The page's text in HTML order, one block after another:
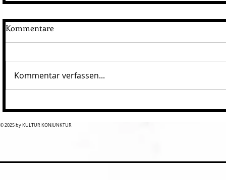
Kommentare
Kommentar verfassen...
© 2025 by KULTUR KONJUNKTUR